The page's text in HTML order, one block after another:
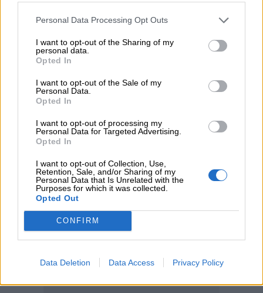
Personal Data Processing Opt Outs
I want to opt-out of the Sharing of my
personal data.
Opted In
I want to opt-out of the Sale of my
Personal Data.
Opted In
I want to opt-out of processing my
Personal Data for Targeted Advertising.
Opted In
I want to opt-out of Collection, Use,
Retention, Sale, and/or Sharing of my
Personal Data that Is Unrelated with the
Purposes for which it was collected.
Opted Out
CONFIRM
Data Deletion Data Access Privacy Policy
04.08.2026 - 15:33
ασφαλισμένους της από τις πυρκαγιές
Τράπεζα Κύπρου: Ενισχυμένες κατά 31% οι ασφαλιστικές
υπηρεσίες - Κέρδη €252 εκατ. (+7%) και ROTE 18.8% στο